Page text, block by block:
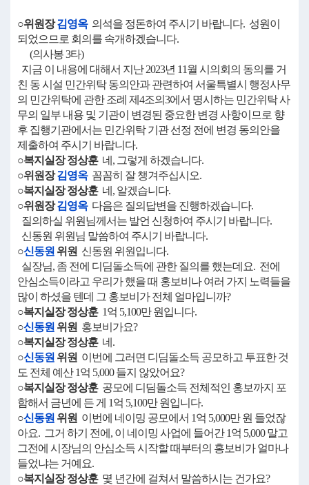
○위원장김영옥의석을 정돈하여 주시기 바랍니다. 성원이
되었으므로 회의를 속개하겠습니다.
(의사봉 3타)
지금 이 내용에 대해서 지난 2023년 11월 시의회의 동의를 거
친 동 시설 민간위탁 동의안과 관련하여 서울특별시 행정사무
의 민간위탁에 관한 조례 제4조의3에서 명시하는 민간위탁 사
무의 일부 내용 및 기관이 변경된 중요한 변경 사항이므로 향
후 집행기관에서는 민간위탁 기관 선정 전에 변경 동의안을
제출하여 주시기 바랍니다.
○복지실장 정상훈네, 그렇게 하겠습니다.
○위원장김영옥꼼꼼히 잘 챙겨주십시오.
○복지실장 정상훈네, 알겠습니다.
○위원장김영옥다음은 질의답변을 진행하겠습니다.
질의하실 위원님께서는 발언 신청하여 주시기 바랍니다.
신동원 위원님 말씀하여 주시기 바랍니다.
○신동원 위원 신동원 위원입니다.
실장님, 좀 전에 디딤돌소득에 관한 질의를 했는데요. 전에
안심소득이라고 우리가 했을 때 홍보비나 여러 가지 노력들을
많이 하셨을 텐데 그 홍보비가 전체 얼마입니까?
○복지실장 정상훈1억 5,100만 원입니다.
○신동원 위원 홍보비가요?
○복지실장 정상훈네.
○신동원 위원 이번에 그러면 디딤돌소득 공모하고 투표한 것
도 전체 예산 1억 5,000 들지 않았어요?
○복지실장 정상훈공모에 디딤돌소득 전체적인 홍보까지 포
함해서 금년에 든 게 1억 5,100만 원입니다.
○신동원 위원 이번에 네이밍 공모에서 1억 5,000만 원 들었잖
아요. 그거 하기 전에, 이 네이밍 사업에 들어간 1억 5,000 말고
그전에 시장님의 안심소득 시작할 때부터의 홍보비가 얼마나
들었냐는 거예요.
○복지실장 정상훈몇 년간에 걸쳐서 말씀하시는 건가요?